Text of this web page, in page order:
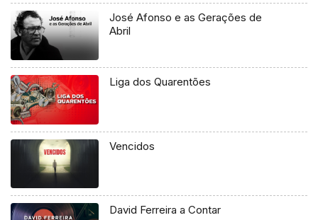
José Afonso e as Gerações de
Abril
Liga dos Quarentões
Vencidos
David Ferreira a Contar